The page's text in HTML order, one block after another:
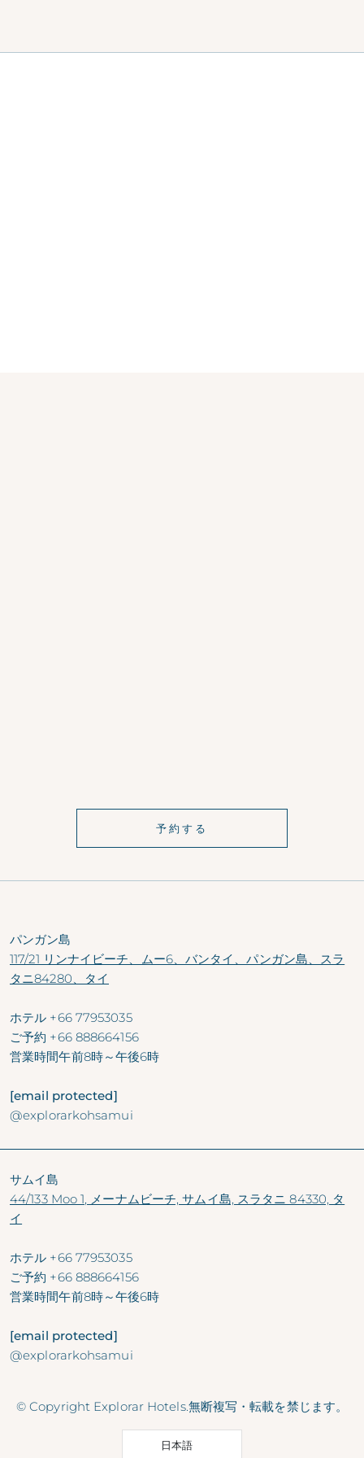
す！
予約する
パンガン島
117/21 リンナイビーチ、ムー6、バンタイ、パンガン島、スラ
タニ84280、タイ
ホテル +66 77953035
ご予約 +66 888664156
営業時間午前8時～午後6時
[email protected]
@explorarkohsamui
サムイ島
44/133 Moo 1, メーナムビーチ, サムイ島, スラタニ 84330, タ
イ
ホテル +66 77953035
ご予約 +66 888664156
営業時間午前8時～午後6時
[email protected]
@explorarkohsamui
© Copyright Explorar Hotels.無断複写・転載を禁じます。
日本語